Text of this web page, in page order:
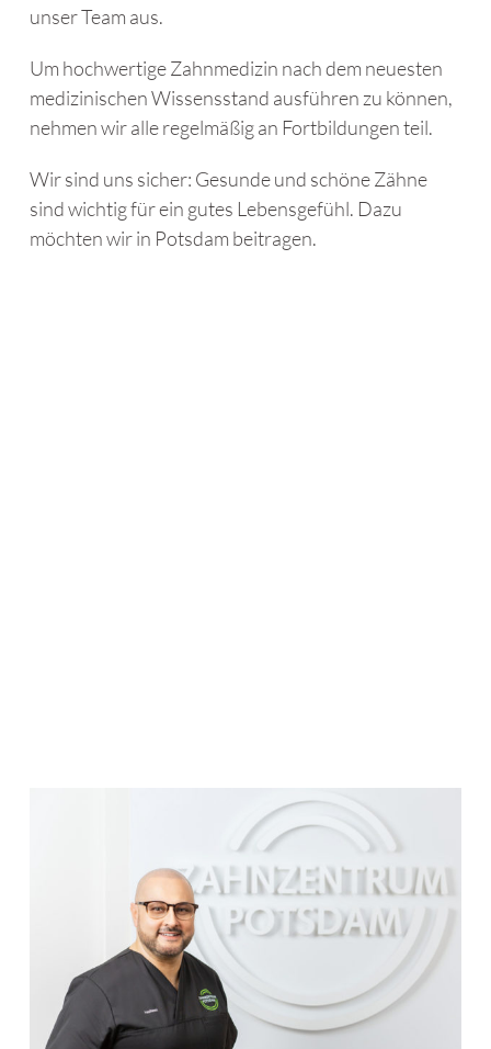
unser Team aus.
Um hochwertige Zahnmedizin nach dem neuesten
medizinischen Wissensstand ausführen zu können,
nehmen wir alle regelmäßig an Fortbildungen teil.
Wir sind uns sicher: Gesunde und schöne Zähne
sind wichtig für ein gutes Lebensgefühl. Dazu
möchten wir in Potsdam beitragen.